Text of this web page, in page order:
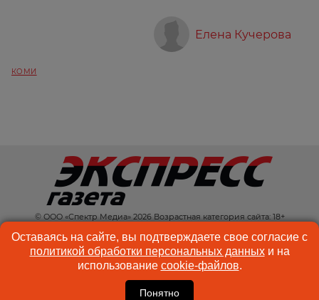
Елена Кучерова
КОМИ
© ООО «Спектр Медиа» 2026 Возрастная категория сайта: 18+
КОНТАКТЫ
РЕКЛАМА
КУКИ-ФАЙЛЫ
ПОЛЬЗОВАТЕЛЬСКОЕ
СОГЛАШЕНИЕ
Оставаясь на сайте, вы подтверждаете свое согласие с
политикой обработки персональных данныхи на
использование cookie-файлов.
Понятно